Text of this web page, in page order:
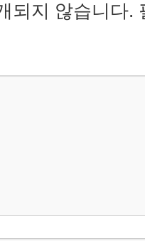
되지 않습니다.